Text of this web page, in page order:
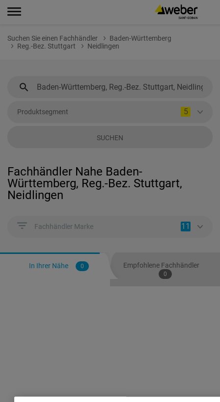
Suchen Sie einen Fachhändler
Baden-Württemberg
Reg.-Bez. Stuttgart
Neidlingen
Produktsegment 5
SUCHEN
Fachhändler Nahe Baden-
Württemberg, Reg.-Bez. Stuttgart,
Neidlingen
Fachhändler Marke 11
In Ihrer Nähe 0 Empfohlene Fachhändler
0